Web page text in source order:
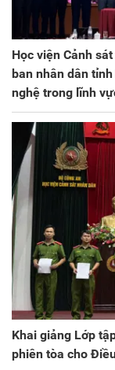
Học viện Cảnh
ban nhân dân
nghệ trong lĩnh
Khai giảng Lớp
phiên tòa cho